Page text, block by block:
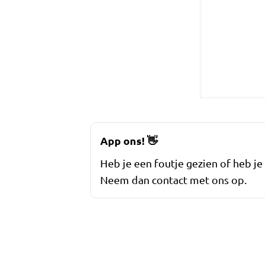
App ons!👋
Heb je een foutje gezien of heb
Neem dan contact met ons op.